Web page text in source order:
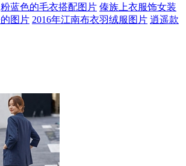
粉蓝色的毛衣搭配图片 傣族上衣服饰女装
图片 2016年江南布衣羽绒服图片 逍遥款